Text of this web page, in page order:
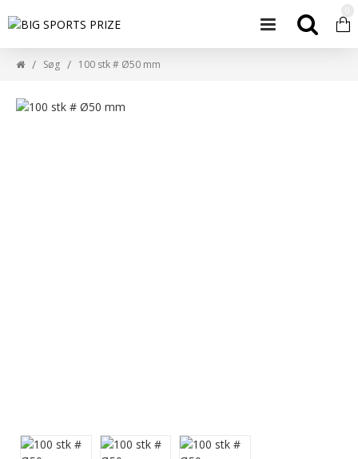
Søg 100 stk # Ø50 mm